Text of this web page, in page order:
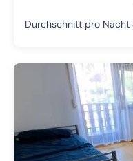
Durchschnitt pro Nacht